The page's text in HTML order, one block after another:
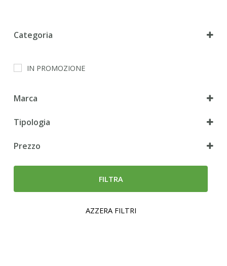
Categoria
IN PROMOZIONE
Marca
Tipologia
Prezzo
FILTRA
AZZERA FILTRI